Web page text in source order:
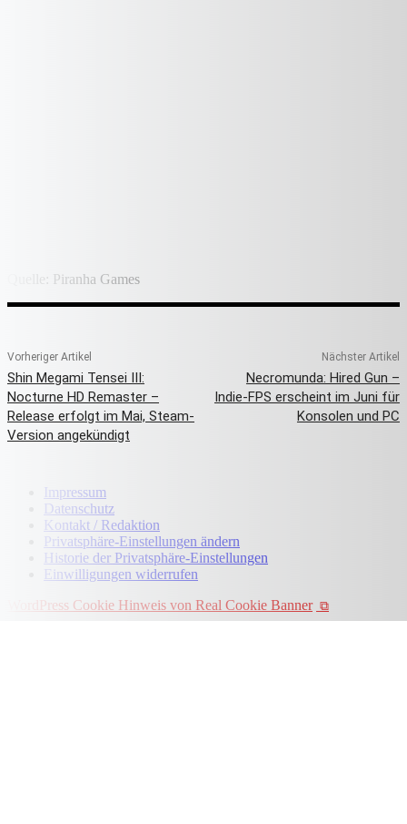
Quelle: Piranha Games
Vorheriger Artikel
Shin Megami Tensei III:
Nocturne HD Remaster –
Release erfolgt im Mai, Steam-
Version angekündigt
Nächster Artikel
Necromunda: Hired Gun –
Indie-FPS erscheint im Juni für
Konsolen und PC
Impressum
Datenschutz
Kontakt / Redaktion
Privatsphäre-Einstellungen ändern
Historie der Privatsphäre-Einstellungen
Einwilligungen widerrufen
WordPress Cookie Hinweis von Real Cookie Banner